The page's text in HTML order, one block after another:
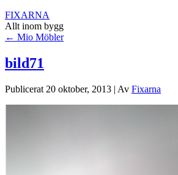
FIXARNA
Allt inom bygg
← Mio Möbler
bild71
Publicerat 20 oktober, 2013 | Av Fixarna